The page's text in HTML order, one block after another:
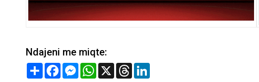
Ndajeni me miqte:
Share FacebookMessenger
WhatsApp
X Threads